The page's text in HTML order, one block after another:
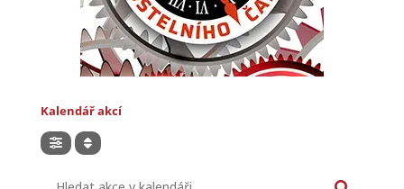
Kalendář akcí